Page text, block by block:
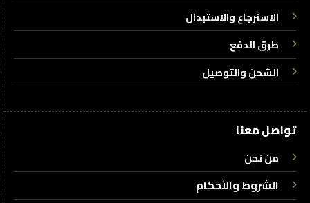
الاسترجاع والاستبدال
طرق الدفع
الشحن والتوصيل
تواصل معنا
من نحن
الشروط والأحكام